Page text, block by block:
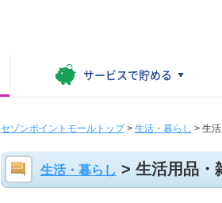
サービスで貯める
セゾンポイントモールトップ> 生活・暮らし > 生
生活・暮らし > 生活用品・